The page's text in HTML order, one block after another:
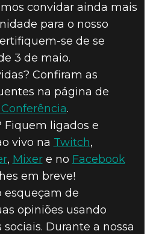
SE A
2019
convidar ainda mais
para o nosso
se de se
3 de maio.
Confiram as
na página de
.
Fiquem ligados e
vivo na Twitch,
, Mixere no Facebook
em breve!
esqueçam de
opiniões usando
Durante a nossa